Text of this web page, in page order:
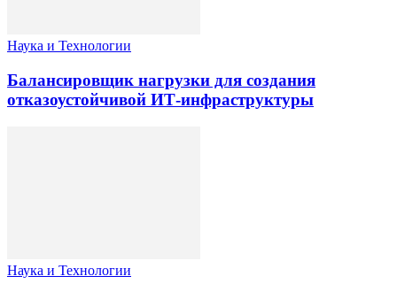
Наука и Технологии
Балансировщик нагрузки для создания
отказоустойчивой ИТ-инфраструктуры
Наука и Технологии